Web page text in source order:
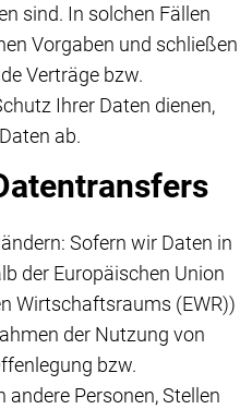
sind. In solchen Fällen
Vorgaben und schließen
Verträge bzw.
Ihrer Daten dienen,
ab.
Sofern wir Daten in
der Europäischen Union
Wirtschaftsraums (EWR))
der Nutzung von
bzw.
Personen, Stellen